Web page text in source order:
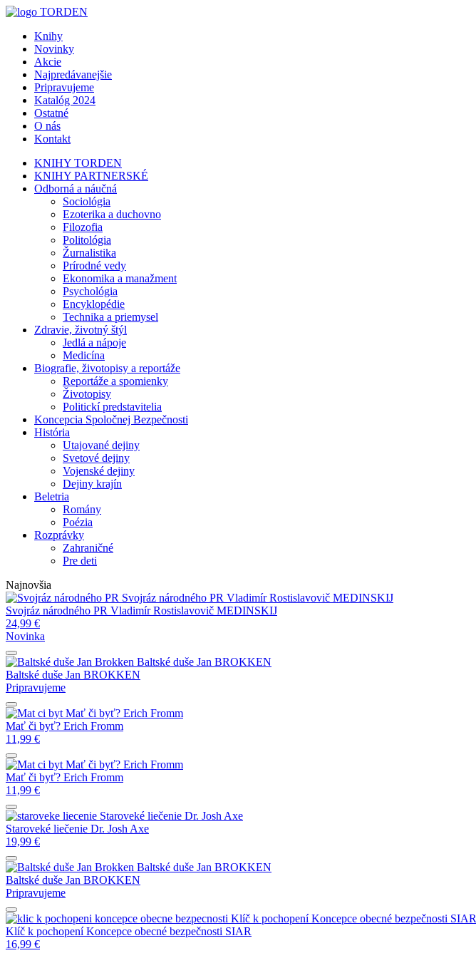
Knihy
Novinky
Akcie
Najpredávanejšie
Pripravujeme
Katalóg 2024
Ostatné
O nás
Kontakt
KNIHY TORDEN
KNIHY PARTNERSKÉ
Odborná a náučná
Sociológia
Ezoterika a duchovno
Filozofia
Politológia
Žurnalistika
Prírodné vedy
Ekonomika a manažment
Psychológia
Encyklopédie
Technika a priemysel
Zdravie, životný štýl
Jedlá a nápoje
Medicína
Biografie, životopisy a reportáže
Reportáže a spomienky
Životopisy
Politickí predstavitelia
Koncepcia Spoločnej Bezpečnosti
História
Utajované dejiny
Svetové dejiny
Vojenské dejiny
Dejiny krajín
Beletria
Romány
Poézia
Rozprávky
Zahraničné
Pre deti
Najnovšia
Svojráz národného PR Vladimír Rostislavovič MEDINSKIJ
Svojráz národného PR Vladimír Rostislavovič MEDINSKIJ
24,99 €
Novinka
Baltské duše Jan BROKKEN
Baltské duše Jan BROKKEN
Pripravujeme
Mať či byť? Erich Fromm
Mať či byť? Erich Fromm
11,99 €
Mať či byť? Erich Fromm
Mať či byť? Erich Fromm
11,99 €
Staroveké liečenie Dr. Josh Axe
Staroveké liečenie Dr. Josh Axe
19,99 €
Baltské duše Jan BROKKEN
Baltské duše Jan BROKKEN
Pripravujeme
Klíč k pochopení Koncepce obecné bezpečnosti SIAR
Klíč k pochopení Koncepce obecné bezpečnosti SIAR
16,99 €